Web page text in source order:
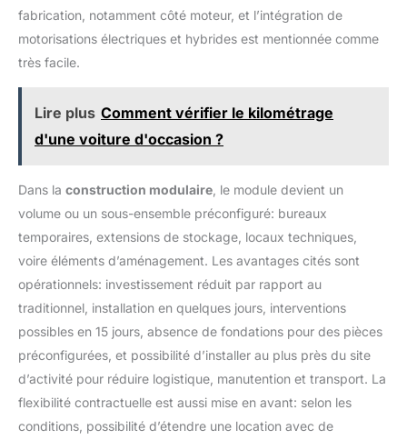
fabrication, notamment côté moteur, et l’intégration de
motorisations électriques et hybrides est mentionnée comme
très facile.
Lire plus Comment vérifier le kilométrage
d'une voiture d'occasion ?
Dans la construction modulaire , le module devient un
volume ou un sous-ensemble préconfiguré: bureaux
temporaires, extensions de stockage, locaux techniques,
voire éléments d’aménagement. Les avantages cités sont
opérationnels: investissement réduit par rapport au
traditionnel, installation en quelques jours, interventions
possibles en 15 jours, absence de fondations pour des pièces
préconfigurées, et possibilité d’installer au plus près du site
d’activité pour réduire logistique, manutention et transport. La
flexibilité contractuelle est aussi mise en avant: selon les
conditions, possibilité d’étendre une location avec de